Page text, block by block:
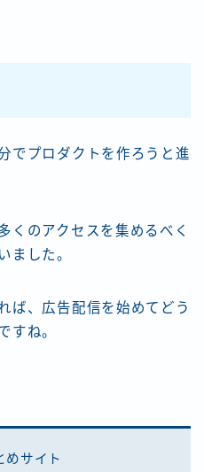
でプロダクトを作ろうと進
くのアクセスを集めるべく
ました。
ば、広告配信を始めてどう
すね。
めサイト